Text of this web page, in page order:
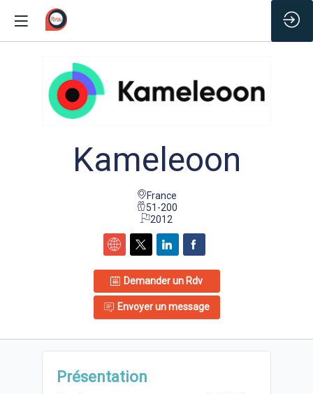
Kameleoon
France
51-200
2012
Demander un Rdv
Envoyer un message
Présentation